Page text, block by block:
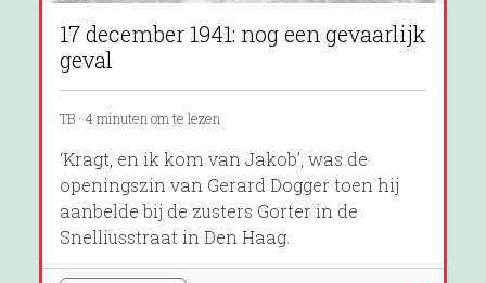
17 december 1941: nog een gevaarlijk
geval
TB · 4 minuten om te lezen
‘Kragt, en ik kom van Jakob’, was de
openingszin van Gerard Dogger toen hij
aanbelde bij de zusters Gorter in de
Snelliusstraat in Den Haag.